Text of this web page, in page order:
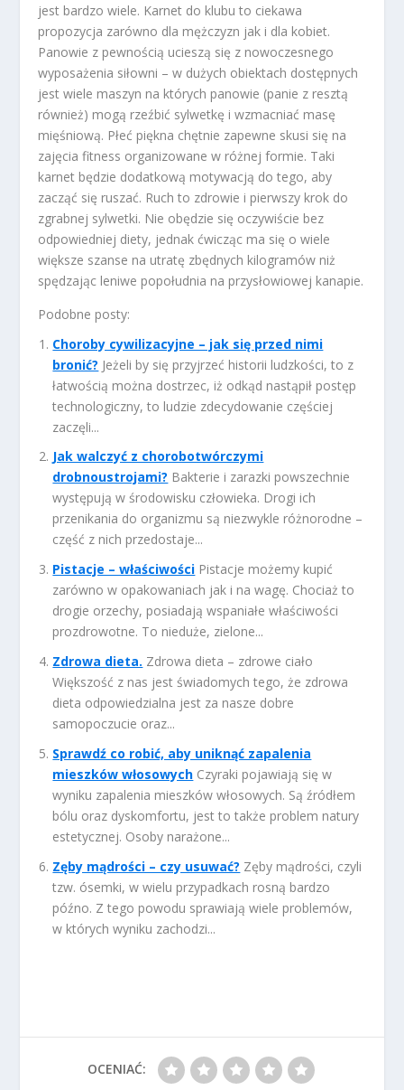
jest bardzo wiele. Karnet do klubu to ciekawa
propozycja zarówno dla mężczyzn jak i dla kobiet.
Panowie z pewnością ucieszą się z nowoczesnego
wyposażenia siłowni – w dużych obiektach dostępnych
jest wiele maszyn na których panowie (panie z resztą
również) mogą rzeźbić sylwetkę i wzmacniać masę
mięśniową. Płeć piękna chętnie zapewne skusi się na
zajęcia fitness organizowane w różnej formie. Taki
karnet będzie dodatkową motywacją do tego, aby
zacząć się ruszać. Ruch to zdrowie i pierwszy krok do
zgrabnej sylwetki. Nie obędzie się oczywiście bez
odpowiedniej diety, jednak ćwicząc ma się o wiele
większe szanse na utratę zbędnych kilogramów niż
spędzając leniwe popołudnia na przysłowiowej kanapie.
Podobne posty:
Choroby cywilizacyjne – jak się przed nimi
bronić? Jeżeli by się przyjrzeć historii ludzkości, to z
łatwością można dostrzec, iż odkąd nastąpił postęp
technologiczny, to ludzie zdecydowanie częściej
zaczęli...
Jak walczyć z chorobotwórczymi
drobnoustrojami? Bakterie i zarazki powszechnie
występują w środowisku człowieka. Drogi ich
przenikania do organizmu są niezwykle różnorodne –
część z nich przedostaje...
Pistacje – właściwości Pistacje możemy kupić
zarówno w opakowaniach jak i na wagę. Chociaż to
drogie orzechy, posiadają wspaniałe właściwości
prozdrowotne. To nieduże, zielone...
Zdrowa dieta. Zdrowa dieta – zdrowe ciało
Większość z nas jest świadomych tego, że zdrowa
dieta odpowiedzialna jest za nasze dobre
samopoczucie oraz...
Sprawdź co robić, aby uniknąć zapalenia
mieszków włosowych Czyraki pojawiają się w
wyniku zapalenia mieszków włosowych. Są źródłem
bólu oraz dyskomfortu, jest to także problem natury
estetycznej. Osoby narażone...
Zęby mądrości – czy usuwać? Zęby mądrości, czyli
tzw. ósemki, w wielu przypadkach rosną bardzo
późno. Z tego powodu sprawiają wiele problemów,
w których wyniku zachodzi...
OCENIAĆ: